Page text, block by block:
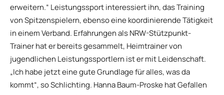
erweitern.“ Leistungssport interessiert ihn, das Training
von Spitzenspielern, ebenso eine koordinierende Tätigkeit
in einem Verband. Erfahrungen als NRW-Stützpunkt-
Trainer hat er bereits gesammelt, Heimtrainer von
jugendlichen Leistungssportlern ist er mit Leidenschaft.
„Ich habe jetzt eine gute Grundlage für alles, was da
kommt“, so Schlichting. Hanna Baum-Proske hat Gefallen